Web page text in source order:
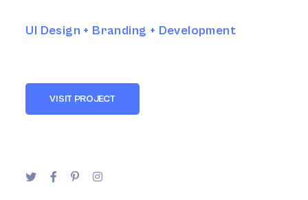
UI Design + Branding + Development
VISIT PROJECT